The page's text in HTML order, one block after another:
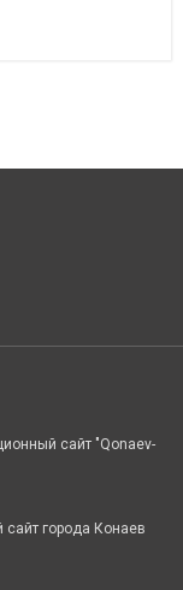
сайт "Qonaev-
города Конаев